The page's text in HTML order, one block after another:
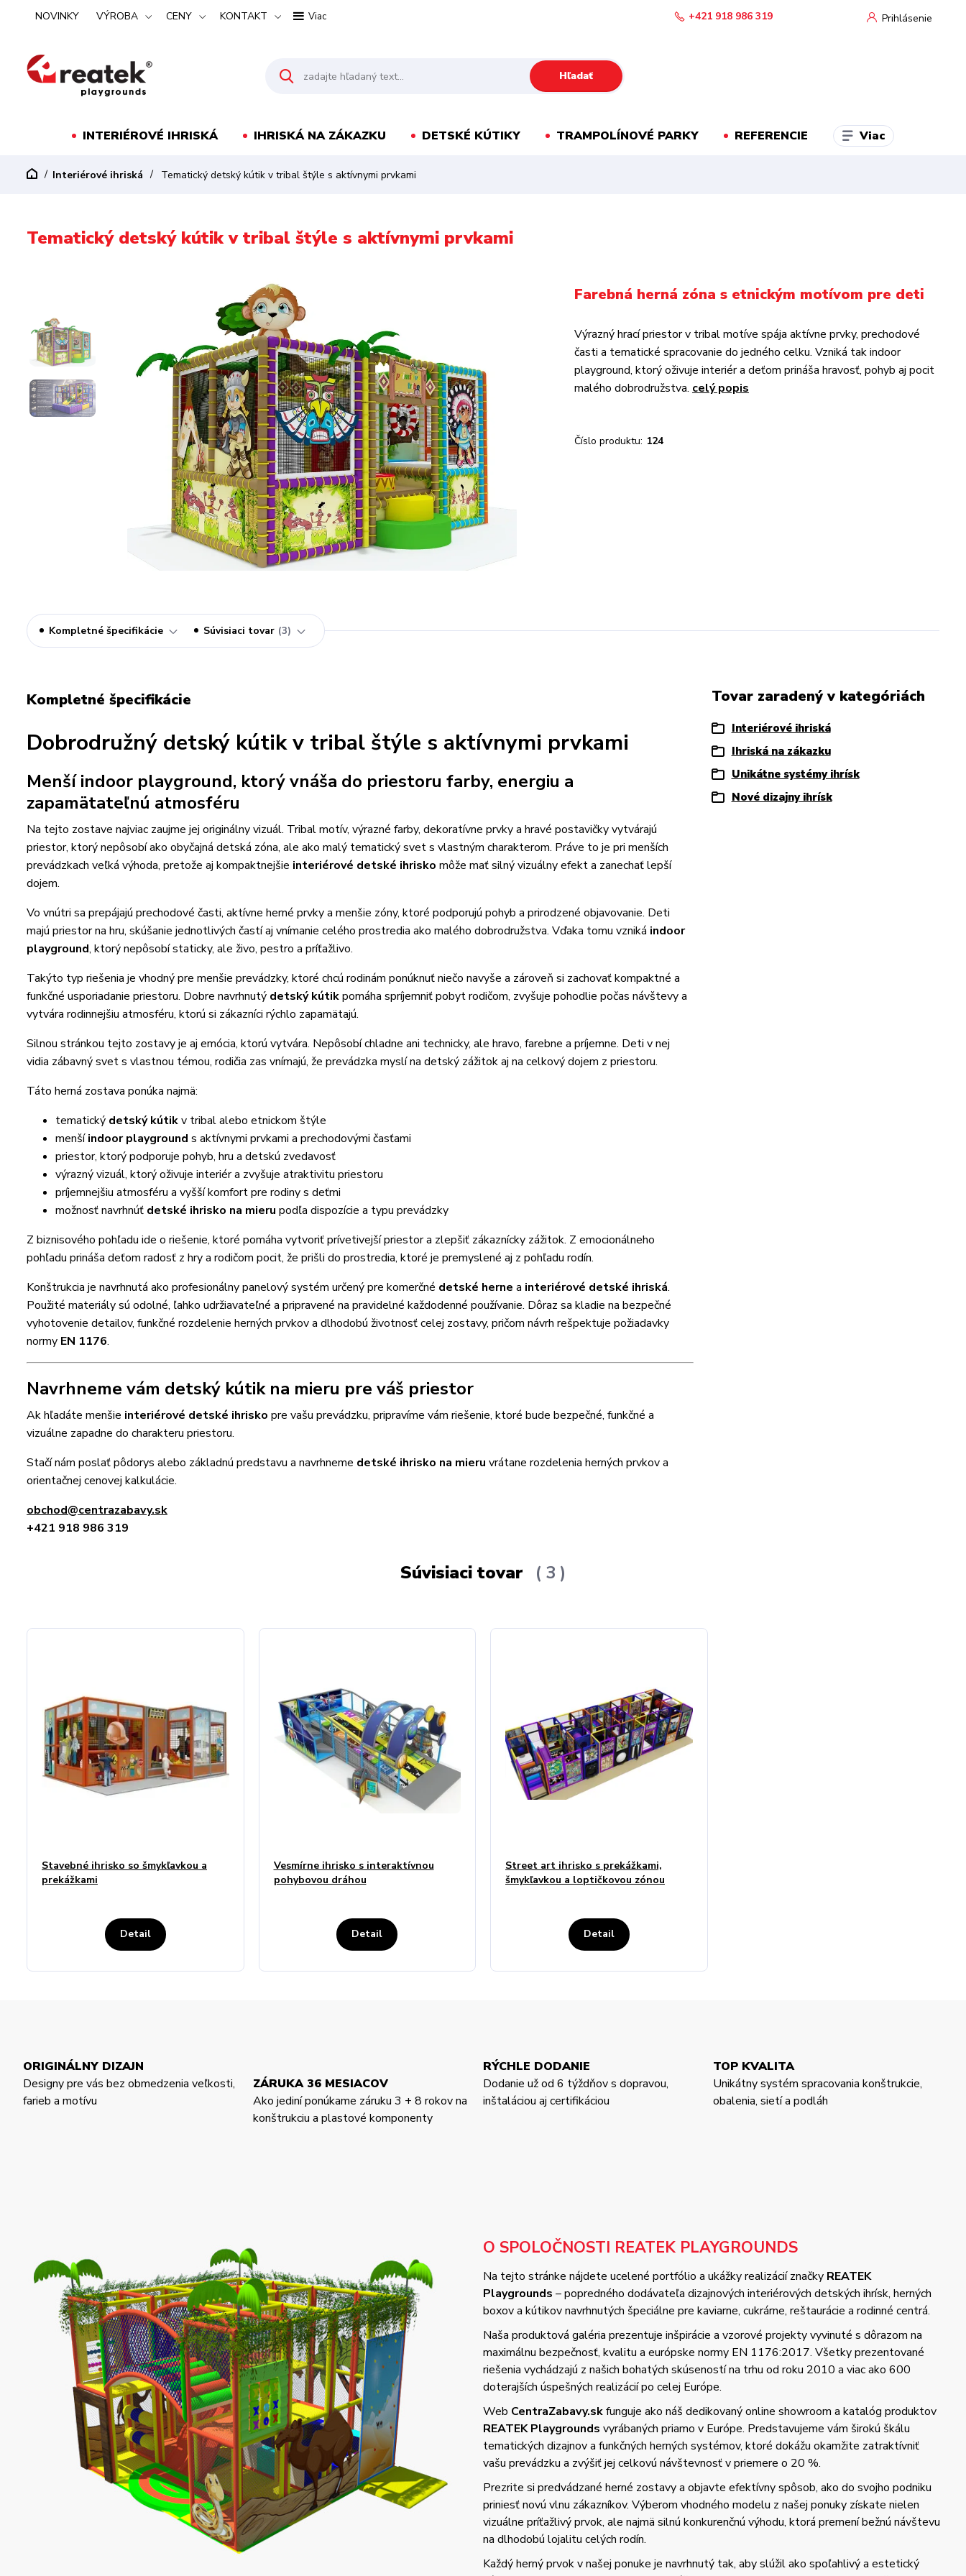
NOVINKY VÝROBA CENY KONTAKT Viac Prihlásenie
Hľadať
+421 918 986 319
INTERIÉROVÉ IHRISKÁ IHRISKÁ NA ZÁKAZKU DETSKÉ KÚTIKY TRAMPOLÍNOVÉ PARKY REFERENCIE Viac
Interiérové ihriská Tematický detský kútik v tribal štýle s aktívnymi prvkami
Tematický detský kútik v tribal štýle s aktívnymi prvkami
Farebná herná zóna s etnickým motívom pre deti
Výrazný hrací priestor v tribal motíve spája aktívne prvky, prechodové
časti a tematické spracovanie do jedného celku. Vzniká tak indoor
playground, ktorý oživuje interiér a deťom prináša hravosť, pohyb aj pocit
malého dobrodružstva. celý popis
Číslo produktu: 124
Kompletné špecifikácie Súvisiaci tovar 3
Kompletné špecifikácie
Dobrodružný detský kútik v tribal štýle s aktívnymi prvkami
Menší indoor playground, ktorý vnáša do priestoru farby, energiu a
zapamätateľnú atmosféru
Na tejto zostave najviac zaujme jej originálny vizuál. Tribal motív, výrazné farby, dekoratívne prvky a hravé postavičky vytvárajú
priestor, ktorý nepôsobí ako obyčajná detská zóna, ale ako malý tematický svet s vlastným charakterom. Práve to je pri menších
prevádzkach veľká výhoda, pretože aj kompaktnejšie interiérové detské ihrisko môže mať silný vizuálny efekt a zanechať lepší
dojem.
Vo vnútri sa prepájajú prechodové časti, aktívne herné prvky a menšie zóny, ktoré podporujú pohyb a prirodzené objavovanie. Deti
majú priestor na hru, skúšanie jednotlivých častí aj vnímanie celého prostredia ako malého dobrodružstva. Vďaka tomu vzniká indoor
playground, ktorý nepôsobí staticky, ale živo, pestro a príťažlivo.
Takýto typ riešenia je vhodný pre menšie prevádzky, ktoré chcú rodinám ponúknuť niečo navyše a zároveň si zachovať kompaktné a
funkčné usporiadanie priestoru. Dobre navrhnutý detský kútikpomáha spríjemniť pobyt rodičom, zvyšuje pohodlie počas návštevy a
vytvára rodinnejšiu atmosféru, ktorú si zákazníci rýchlo zapamätajú.
Silnou stránkou tejto zostavy je aj emócia, ktorú vytvára. Nepôsobí chladne ani technicky, ale hravo, farebne a príjemne. Deti v nej
vidia zábavný svet s vlastnou témou, rodičia zas vnímajú, že prevádzka myslí na detský zážitok aj na celkový dojem z priestoru.
Táto herná zostava ponúka najmä:
tematický detský kútikv tribal alebo etnickom štýle
menšíindoor playground s aktívnymi prvkami a prechodovými časťami
priestor, ktorý podporuje pohyb, hru a detskú zvedavosť
výrazný vizuál, ktorý oživuje interiér a zvyšuje atraktivitu priestoru
príjemnejšiu atmosféru a vyšší komfort pre rodiny s deťmi
možnosť navrhnúť detské ihrisko na mieru podľa dispozície a typu prevádzky
Z biznisového pohľadu ide o riešenie, ktoré pomáha vytvoriť prívetivejší priestor a zlepšiť zákaznícky zážitok. Z emocionálneho
pohľadu prináša deťom radosť z hry a rodičom pocit, že prišli do prostredia, ktoré je premyslené aj z pohľadu rodín.
Konštrukcia je navrhnutá ako profesionálny panelový systém určený pre komerčné detské herne a interiérové detské ihriská.
Použité materiály sú odolné, ľahko udržiavateľné a pripravené na pravidelné každodenné používanie. Dôraz sa kladie na bezpečné
vyhotovenie detailov, funkčné rozdelenie herných prvkov a dlhodobú životnosť celej zostavy, pričom návrh rešpektuje požiadavky
normy EN 1176.
Navrhneme vám detský kútik na mieru pre váš priestor
Ak hľadáte menšie interiérové detské ihrisko pre vašu prevádzku, pripravíme vám riešenie, ktoré bude bezpečné, funkčné a
vizuálne zapadne do charakteru priestoru.
Stačí nám poslať pôdorys alebo základnú predstavu a navrhneme detské ihrisko na mieru vrátane rozdelenia herných prvkov a
orientačnej cenovej kalkulácie.
obchod@centrazabavy.sk
+421 918 986 319
Tovar zaradený v kategóriách
Interiérové ihriská
Ihriská na zákazku
Unikátne systémy ihrísk
Nové dizajny ihrísk
Súvisiaci tovar 3
Stavebné ihrisko so šmykľavkou a
prekážkami
Detail
Vesmírne ihrisko s interaktívnou
pohybovou dráhou
Detail
Street art ihrisko s prekážkami,
šmykľavkou a loptičkovou zónou
Detail
ORIGINÁLNY DIZAJN
Designy pre vás bez obmedzenia veľkosti,
farieb a motívu
ZÁRUKA 36 MESIACOV
Ako jediní ponúkame záruku 3 + 8 rokov na
konštrukciu a plastové komponenty
RÝCHLE DODANIE
Dodanie už od 6 týždňov s dopravou,
inštaláciou aj certifikáciou
TOP KVALITA
Unikátny systém spracovania konštrukcie,
obalenia, sietí a podláh
O SPOLOČNOSTI REATEK PLAYGROUNDS
Na tejto stránke nájdete ucelené portfólio a ukážky realizácií značky REATEK
Playgrounds – popredného dodávateľa dizajnových interiérových detských ihrísk, herných
boxov a kútikov navrhnutých špeciálne pre kaviarne, cukrárne, reštaurácie a rodinné centrá.
Naša produktová galéria prezentuje inšpirácie a vzorové projekty vyvinuté s dôrazom na
maximálnu bezpečnosť, kvalitu a európske normy EN 1176:2017. Všetky prezentované
riešenia vychádzajú z našich bohatých skúseností na trhu od roku 2010 a viac ako 600
doterajších úspešných realizácií po celej Európe.
Web CentraZabavy.skfunguje ako náš dedikovaný online showroom a katalóg produktov
REATEK Playgrounds vyrábaných priamo v Európe. Predstavujeme vám širokú škálu
tematických dizajnov a funkčných herných systémov, ktoré dokážu okamžite zatraktívniť
vašu prevádzku a zvýšiť jej celkovú návštevnosť v priemere o 20 %.
Prezrite si predvádzané herné zostavy a objavte efektívny spôsob, ako do svojho podniku
priniesť novú vlnu zákazníkov. Výberom vhodného modelu z našej ponuky získate nielen
vizuálne príťažlivý prvok, ale najmä silnú konkurenčnú výhodu, ktorá premení bežnú návštevu
na dlhodobú lojalitu celých rodín.
Každý herný prvok v našej ponuke je navrhnutý tak, aby slúžil ako spoľahlivý a estetický